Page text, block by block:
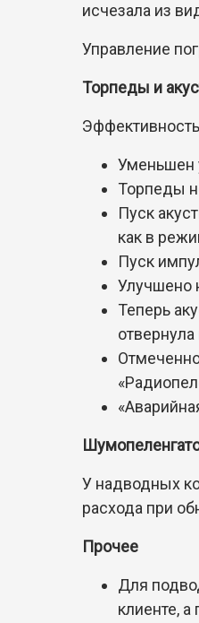
исчезала из
Управление
Торпеды и
Уменьшен
Торпеды
Пуск
как в
Пуск
Улучшено
Теперь
У надводных
расхода при
Прочее
Для
клиенте,